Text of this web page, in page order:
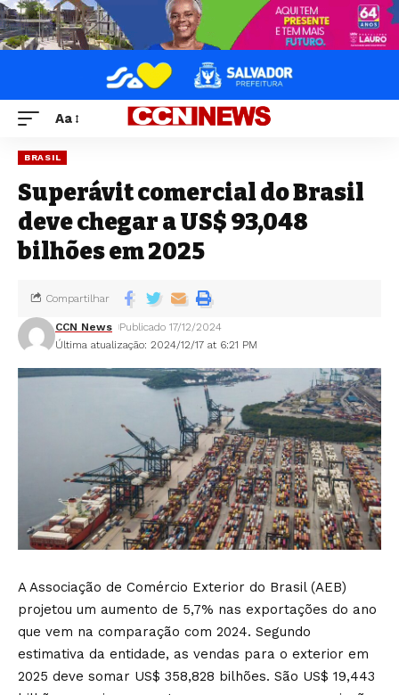
Aa
BRASIL
Superávit comercial do Brasil
deve chegar a US$ 93,048
bilhões em 2025
Última atualização: 2024/12/17 at 6:21 PM
CCN News Publicado 17/12/2024
Compartilhar
A Associação de Comércio Exterior do Brasil (AEB)
projetou um aumento de 5,7% nas exportações do ano
que vem na comparação com 2024. Segundo
estimativa da entidade, as vendas para o exterior em
2025 deve somar US$ 358,828 bilhões. São US$ 19,443